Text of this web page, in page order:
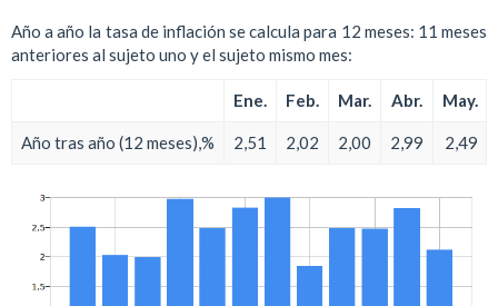
Año a año la tasa de inflación se calcula para 12 meses: 11 meses
anteriores al sujeto uno y el sujeto mismo mes:
Ene. Feb. Mar. Abr. May.
Año tras año (12 meses),% 2,51 2,02 2,00 2,99 2,49